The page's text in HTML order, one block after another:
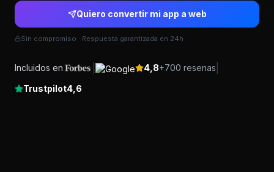
Quiero convertir mi app a web
Sin compromiso · Respuesta garantizada en 24h
Incluidos en 4,8+700 resenas
Trustpilot4,6